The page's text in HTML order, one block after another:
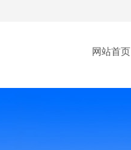
网站首页